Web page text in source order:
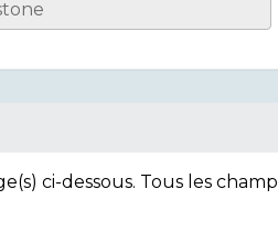
ci-dessous. Tous les